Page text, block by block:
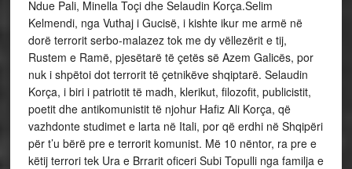
Ndue Pali, Minella Toçi dhe Selaudin Korça.Selim
Kelmendi, nga Vuthaj i Gucisë, i kishte ikur me armë në
dorë terrorit serbo-malazez tok me dy vëllezërit e tij,
Rustem e Ramë, pjesëtarë të çetës së Azem Galicës, por
nuk i shpëtoi dot terrorit të çetnikëve shqiptarë. Selaudin
Korça, i biri i patriotit të madh, klerikut, filozofit, publicistit,
poetit dhe antikomunistit të njohur Hafiz Ali Korça, që
vazhdonte studimet e larta në Itali, por që erdhi në Shqipëri
për t’u bërë pre e terrorit komunist. Më 10 nëntor, ra pre e
këtij terrori tek Ura e Brrarit oficeri Subi Topulli nga familja e